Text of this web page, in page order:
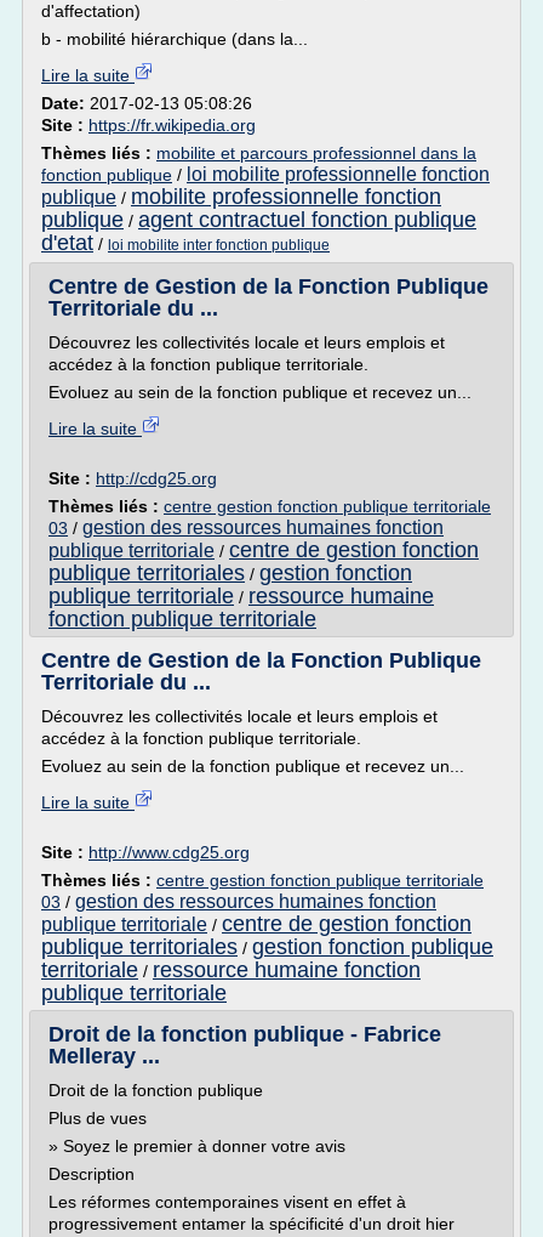
d'affectation)
b - mobilité hiérarchique (dans la...
Lire la suite
Date: 2017-02-13 05:08:26
Site : https://fr.wikipedia.org
Thèmes liés : mobilite et parcours professionnel dans la
fonction publique / loi mobilite professionnelle fonction
publique / mobilite professionnelle fonction
publique / agent contractuel fonction publique
d'etat / loi mobilite inter fonction publique
Centre de Gestion de la Fonction Publique
Territoriale du ...
Découvrez les collectivités locale et leurs emplois et
accédez à la fonction publique territoriale.
Evoluez au sein de la fonction publique et recevez un...
Lire la suite
Site : http://cdg25.org
Thèmes liés : centre gestion fonction publique territoriale
03 / gestion des ressources humaines fonction
publique territoriale / centre de gestion fonction
publique territoriales / gestion fonction
publique territoriale / ressource humaine
fonction publique territoriale
Centre de Gestion de la Fonction Publique
Territoriale du ...
Découvrez les collectivités locale et leurs emplois et
accédez à la fonction publique territoriale.
Evoluez au sein de la fonction publique et recevez un...
Lire la suite
Site : http://www.cdg25.org
Thèmes liés : centre gestion fonction publique territoriale
03 / gestion des ressources humaines fonction
publique territoriale / centre de gestion fonction
publique territoriales / gestion fonction publique
territoriale / ressource humaine fonction
publique territoriale
Droit de la fonction publique - Fabrice
Melleray ...
Droit de la fonction publique
Plus de vues
» Soyez le premier à donner votre avis
Description
Les réformes contemporaines visent en effet à
progressivement entamer la spécificité d'un droit hier